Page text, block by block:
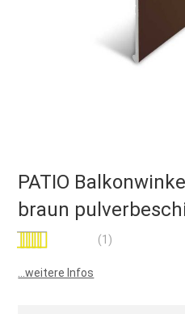
PATIO
braun
Bewertung: (1)
...weitere Infos